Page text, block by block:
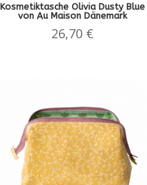
Kosmetiktasche Olivia Dusty Blue
von Au Maison Dänemark
26,70 €